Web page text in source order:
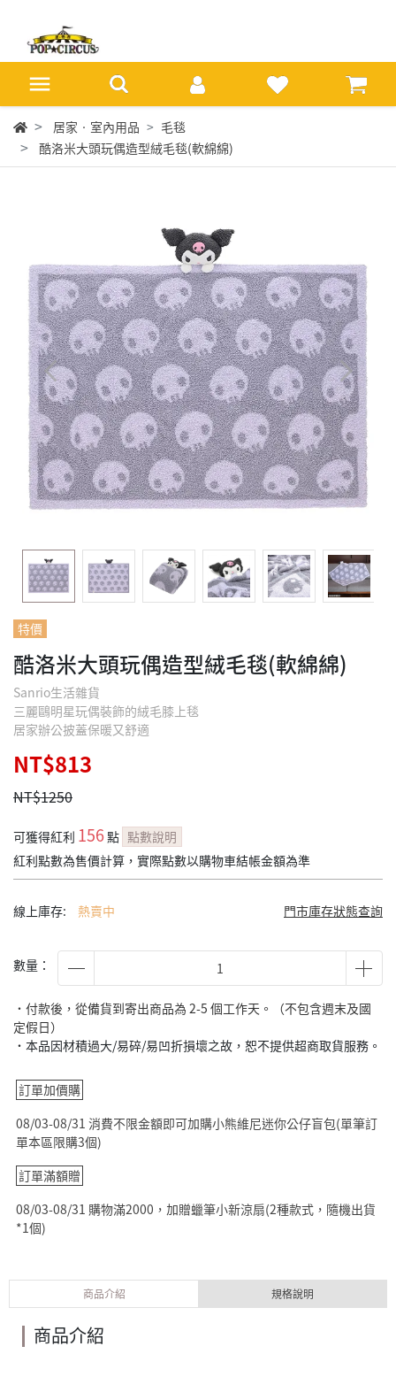
居家‧室內用品
毛毯
酷洛米大頭玩偶造型絨毛毯(軟綿綿)
特價
酷洛米大頭玩偶造型絨毛毯(軟綿綿)
Sanrio生活雜貨
三麗鷗明星玩偶裝飾的絨毛膝上毯
居家辦公披蓋保暖又舒適
NT$813
NT$1250
可獲得紅利 156點 點數說明
紅利點數為售價計算，實際點數以購物車結帳金額為準
線上庫存: 熱賣中 門市庫存狀態查詢
數量：
˙付款後，從備貨到寄出商品為 2-5 個工作天。（不包含週末及國
定假日）
˙本品因材積過大/易碎/易凹折損壞之故，恕不提供超商取貨服務。
訂單加價購
08/03-08/31 消費不限金額即可加購小熊維尼迷你公仔盲包(單筆訂
單本區限購3個)
訂單滿額贈
08/03-08/31 購物滿2000，加贈蠟筆小新涼扇(2種款式，隨機出貨
*1個)
商品介紹 規格說明
商品介紹